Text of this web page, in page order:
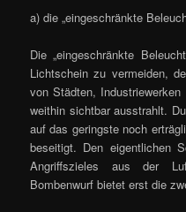
a) die „eingeschränkte
Die „eingeschränkte
Lichtschein zu vermeiden,
von Städten,
weithin sichtbar ausstrahlt.
auf das geringste noch
beseitigt. Den eigentlichen
Angriffszieles aus der
Bombenwurf bietet erst die